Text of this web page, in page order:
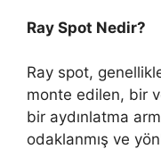
Ray Spot Nedir?
Ray spot,
monte edilen, bir
bir aydınlatma
odaklanmış ve